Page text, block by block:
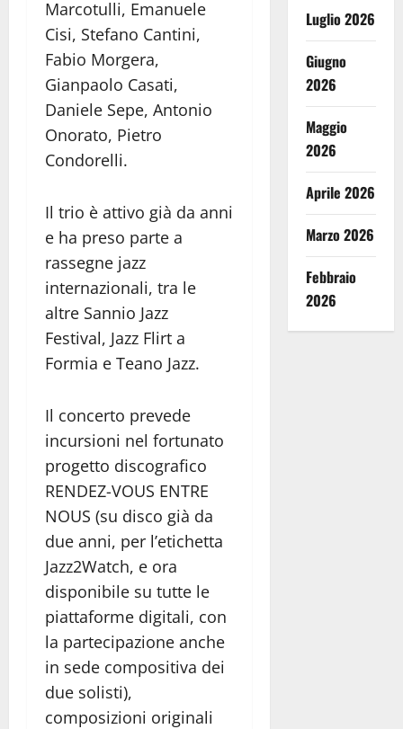
Marcotulli, Emanuele
Cisi, Stefano Cantini,
Fabio Morgera,
Gianpaolo Casati,
Daniele Sepe, Antonio
Onorato, Pietro
Condorelli.
Il trio è attivo già da anni
e ha preso parte a
rassegne jazz
internazionali, tra le
altre Sannio Jazz
Festival, Jazz Flirt a
Formia e Teano Jazz.
Il concerto prevede
incursioni nel fortunato
progetto discografico
RENDEZ-VOUS ENTRE
NOUS (su disco già da
due anni, per l’etichetta
Jazz2Watch, e ora
disponibile su tutte le
piattaforme digitali, con
la partecipazione anche
in sede compositiva dei
due solisti),
composizioni originali
Luglio 2026
Giugno
2026
Maggio
2026
Aprile 2026
Marzo 2026
Febbraio
2026